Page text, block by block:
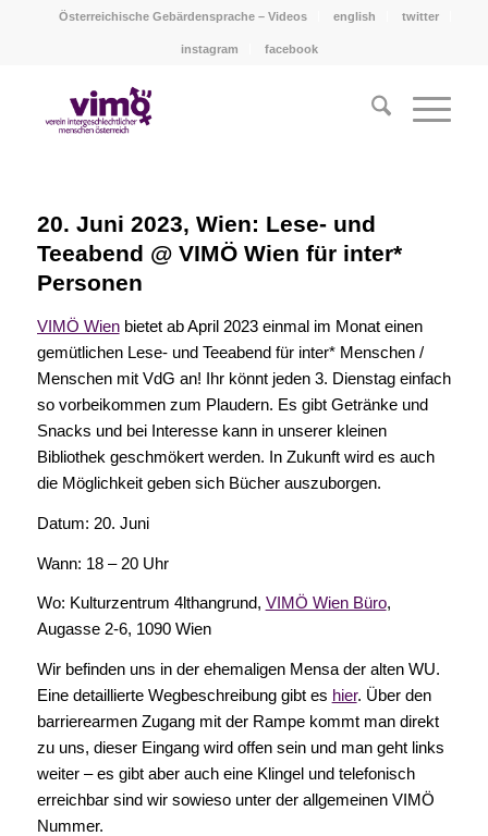
Österreichische Gebärdensprache – Videos english twitter
instagram facebook
20. Juni 2023, Wien: Lese- und
Teeabend @ VIMÖ Wien für inter*
Personen
VIMÖ Wienbietet ab April 2023 einmal im Monat einen
gemütlichen Lese- und Teeabend für inter* Menschen /
Menschen mit VdG an! Ihr könnt jeden 3. Dienstag einfach
so vorbeikommen zum Plaudern. Es gibt Getränke und
Snacks und bei Interesse kann in unserer kleinen
Bibliothek geschmökert werden. In Zukunft wird es auch
die Möglichkeit geben sich Bücher auszuborgen.
Datum: 20. Juni
Wann: 18 – 20 Uhr
Wo: Kulturzentrum 4lthangrund, VIMÖ Wien Büro,
Augasse 2-6, 1090 Wien
Wir befinden uns in der ehemaligen Mensa der alten WU.
Eine detaillierte Wegbeschreibung gibt es hier. Über den
barrierearmen Zugang mit der Rampe kommt man direkt
zu uns, dieser Eingang wird offen sein und man geht links
weiter – es gibt aber auch eine Klingel und telefonisch
erreichbar sind wir sowieso unter der allgemeinen VIMÖ
Nummer.